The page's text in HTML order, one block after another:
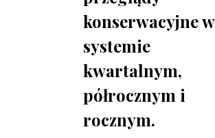
konserwacyjne w
systemie
kwartalnym,
półrocznym i
rocznym.